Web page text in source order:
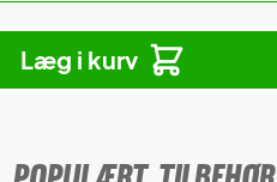
Læg i kurv